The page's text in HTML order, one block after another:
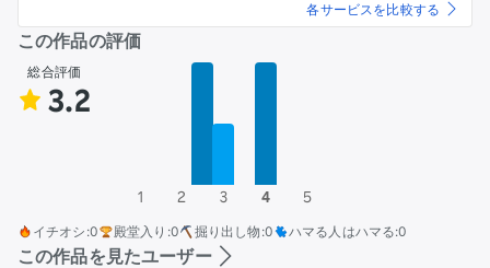
各サービスを比較する
この作品の評価
総合評価
3.2
1 2 3 4 5
イチオシ :0 殿堂入り :0 掘り出し物 :0 ハマる人はハマる:0
この作品を見たユーザー